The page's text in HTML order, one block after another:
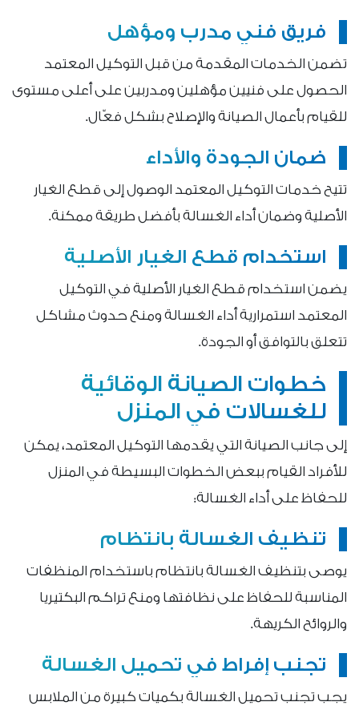
فريق فني مدرب ومؤهل
تضمن الخدمات المقدمة من قبل التوكيل المعتمد
الحصول على فنيين مؤهلين ومدربين على أعلى مستوى
للقيام بأعمال الصيانة والإصلاح بشكل فعّال.
ضمان الجودة والأداء
تتيح خدمات التوكيل المعتمد الوصول إلى قطع الغيار
الأصلية وضمان أداء الغسالة بأفضل طريقة ممكنة.
استخدام قطع الغيار الأصلية
يضمن استخدام قطع الغيار الأصلية في التوكيل
المعتمد استمرارية أداء الغسالة ومنع حدوث مشاكل
تتعلق بالتوافق أو الجودة.
خطوات الصيانة الوقائية
للغسالات في المنزل
إلى جانب الصيانة التي يقدمها التوكيل المعتمد، يمكن
للأفراد القيام ببعض الخطوات البسيطة في المنزل
للحفاظ على أداء الغسالة:
تنظيف الغسالة بانتظام
يوصى بتنظيف الغسالة بانتظام باستخدام المنظفات
المناسبة للحفاظ على نظافتها ومنع تراكم البكتيريا
والروائح الكريهة.
تجنب إفراط في تحميل الغسالة
يجب تجنب تحميل الغسالة بكميات كبيرة من الملابس